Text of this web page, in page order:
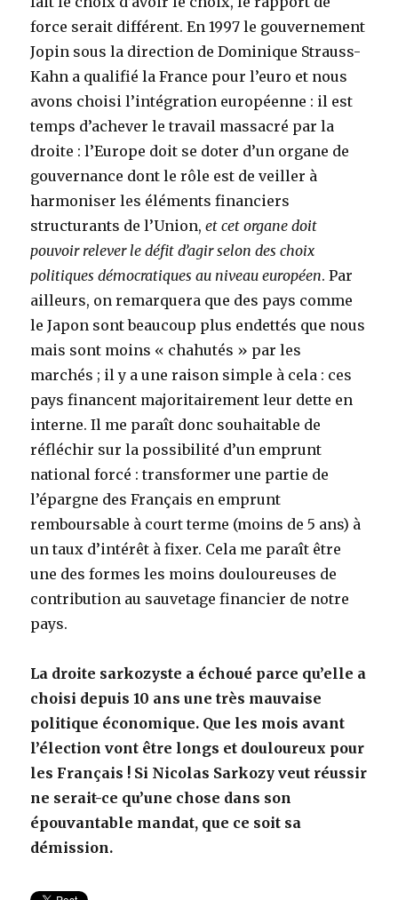
force serait différent. En 1997 le gouvernement
Jopin sous la direction de Dominique Strauss-
Kahn a qualifié la France pour l’euro et nous
avons choisi l’intégration européenne : il est
temps d’achever le travail massacré par la
droite : l’Europe doit se doter d’un organe de
gouvernance dont le rôle est de veiller à
harmoniser les éléments financiers
structurants de l’Union,et cet organe doit
pouvoir relever le défit d’agir selon des choix
politiques démocratiques au niveau européen. Par
ailleurs, on remarquera que des pays comme
le Japon sont beaucoup plus endettés que nous
mais sont moins « chahutés » par les
marchés ; il y a une raison simple à cela : ces
pays financent majoritairement leur dette en
interne. Il me paraît donc souhaitable de
réfléchir sur la possibilité d’un emprunt
national forcé : transformer une partie de
l’épargne des Français en emprunt
remboursable à court terme (moins de 5 ans) à
un taux d’intérêt à fixer. Cela me paraît être
une des formes les moins douloureuses de
contribution au sauvetage financier de notre
pays.
La droite sarkozyste a échoué parce qu’elle a
choisi depuis 10 ans une très mauvaise
politique économique. Que les mois avant
l’élection vont être longs et douloureux pour
les Français ! Si Nicolas Sarkozy veut réussir
ne serait-ce qu’une chose dans son
épouvantable mandat, que ce soit sa
démission.